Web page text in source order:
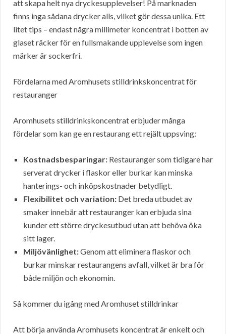
att skapa helt nya dryckesupplevelser! På marknaden
finns inga sådana drycker alls, vilket gör dessa unika. Ett
litet tips – endast några millimeter koncentrat i botten av
glaset räcker för en fullsmakande upplevelse som ingen
märker är sockerfri.
Fördelarna med Aromhusets stilldrinkskoncentrat för
restauranger
Aromhusets stilldrinkskoncentrat erbjuder många
fördelar som kan ge en restaurang ett rejält uppsving:
Kostnadsbesparingar: Restauranger som tidigare har
serverat drycker i flaskor eller burkar kan minska
hanterings- och inköpskostnader betydligt.
Flexibilitet och variation: Det breda utbudet av
smaker innebär att restauranger kan erbjuda sina
kunder ett större dryckesutbud utan att behöva öka
sitt lager.
Miljövänlighet:Genom att eliminera flaskor och
burkar minskar restaurangens avfall, vilket är bra för
både miljön och ekonomin.
Så kommer du igång med Aromhuset stilldrinkar
Att börja använda Aromhusets koncentrat är enkelt och